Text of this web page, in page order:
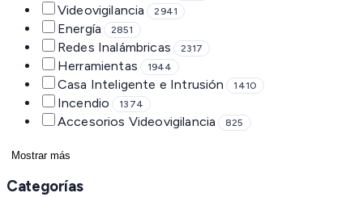
Videovigilancia 2941
Energía 2851
Redes Inalámbricas 2317
Herramientas 1944
Casa Inteligente e Intrusión 1410
Incendio 1374
Accesorios Videovigilancia 825
Mostrar más
Categorías